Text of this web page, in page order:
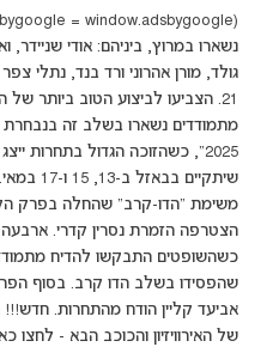
נשארו במרוץ, ביניהם: אודי
גולד, מורן אהרוני ורד בנד, נתלי
מתמודדים נשארו בשלב זה בנבחרת
משימת "הדו-קרב" שהחלה בפרק
הצטרפה הזמרת נסרין קדרי. ארבעה
כשהשופטים התבקשו להדיח
שהפסידו בשלב הדו קרב. בסוף
אביעד קליין הודח מהתחרות.
של האירוויזיון והכוכב הבא - לחצו